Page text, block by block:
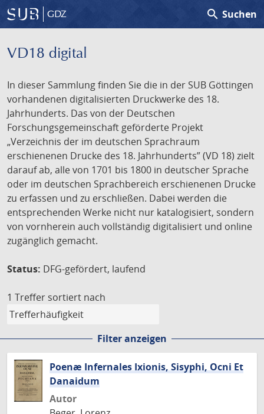
GDZ search Suchen
VD18 digital
In dieser Sammlung finden Sie die in der SUB Göttingen
vorhandenen digitalisierten Druckwerke des 18.
Jahrhunderts. Das von der Deutschen
Forschungsgemeinschaft geförderte Projekt
„Verzeichnis der im deutschen Sprachraum
erschienenen Drucke des 18. Jahrhunderts” (VD 18) zielt
darauf ab, alle von 1701 bis 1800 in deutscher Sprache
oder im deutschen Sprachbereich erschienenen Drucke
zu erfassen und zu erschließen. Dabei werden die
entsprechenden Werke nicht nur katalogisiert, sondern
von vornherein auch vollständig digitalisiert und online
zugänglich gemacht.
Status: DFG-gefördert, laufend
1 Treffer sortiert nach
Filter anzeigen
Poenæ Infernales Ixionis, Sisyphi, Ocni Et
Danaidum
Autor